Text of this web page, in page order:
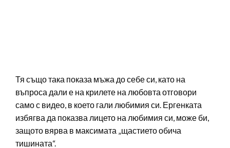
Тя също така показа мъжа до себе си, като на
въпроса дали е на крилете на любовта отговори
само с видео, в което гали любимия си. Ергенката
избягва да показва лицето на любимия си, може би,
защото вярва в максимата „щастието обича
тишината“.